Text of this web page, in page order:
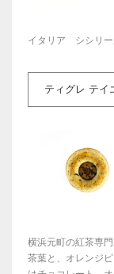
イタリア シシリー
ティグレ テ
横浜元町の紅茶専
茶葉と、オレンジ